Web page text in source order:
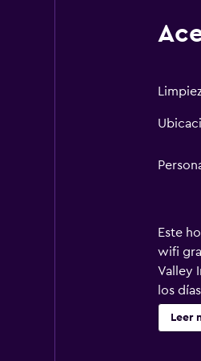
Este
wifi
Valley
los
más
Leer